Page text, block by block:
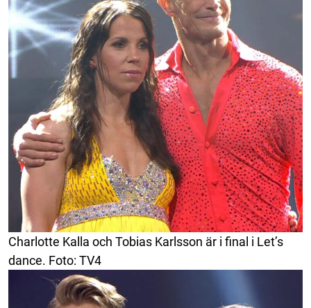
Charlotte Kalla och Tobias Karlsson är i final i Let’s
dance. Foto: TV4